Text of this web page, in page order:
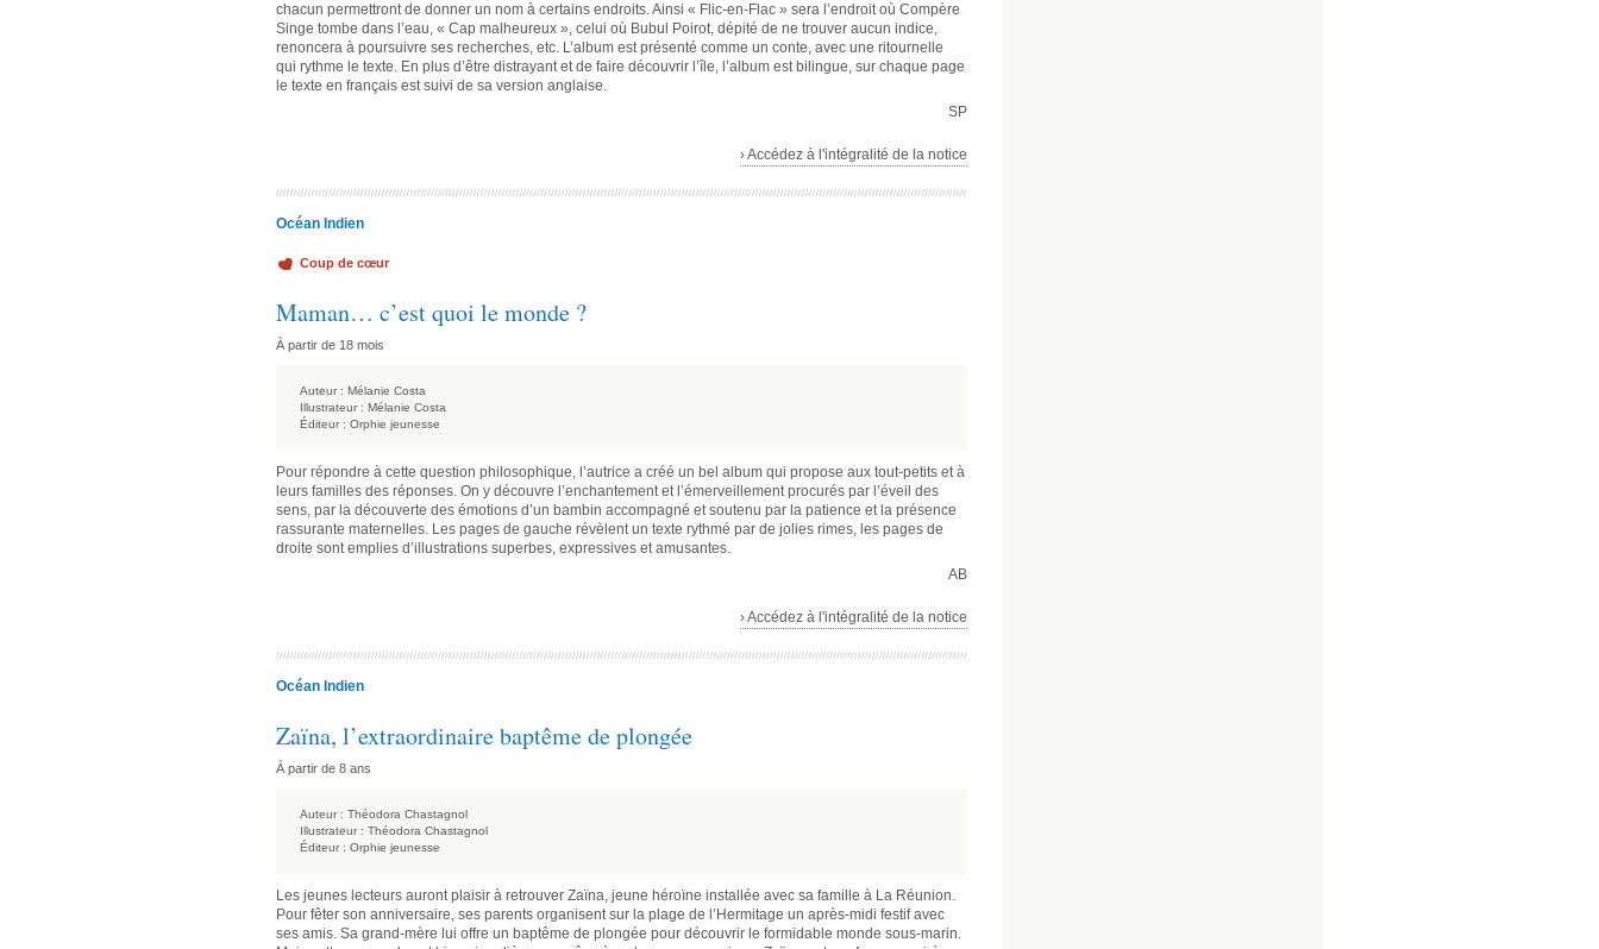
chacun permettront de donner un nom à certains endroits. Ainsi « Flic-en-Flac » sera l’endroit où Compère
Singe tombe dans l’eau, « Cap malheureux », celui où Bubul Poirot, dépité de ne trouver aucun indice,
renoncera à poursuivre ses recherches, etc. L’album est présenté comme un conte, avec une ritournelle
qui rythme le texte. En plus d’être distrayant et de faire découvrir l’île, l’album est bilingue, sur chaque page
le texte en français est suivi de sa version anglaise.
SP
› Accédez à l'intégralité de la notice
Océan Indien
Coup de cœur
Maman… c’est quoi le monde ?
À partir de 18 mois
Auteur : Mélanie Costa
Illustrateur : Mélanie Costa
Éditeur : Orphie jeunesse
Pour répondre à cette question philosophique, l’autrice a créé un bel album qui propose aux tout-petits et à
leurs familles des réponses. On y découvre l’enchantement et l’émerveillement procurés par l’éveil des
sens, par la découverte des émotions d’un bambin accompagné et soutenu par la patience et la présence
rassurante maternelles. Les pages de gauche révèlent un texte rythmé par de jolies rimes, les pages de
droite sont emplies d’illustrations superbes, expressives et amusantes.
AB
› Accédez à l'intégralité de la notice
Océan Indien
Zaïna, l’extraordinaire baptême de plongée
À partir de 8 ans
Auteur : Théodora Chastagnol
Illustrateur : Théodora Chastagnol
Éditeur : Orphie jeunesse
Les jeunes lecteurs auront plaisir à retrouver Zaïna, jeune héroïne installée avec sa famille à La Réunion.
Pour fêter son anniversaire, ses parents organisent sur la plage de l’Hermitage un après-midi festif avec
ses amis. Sa grand-mère lui offre un baptême de plongée pour découvrir le formidable monde sous-marin.